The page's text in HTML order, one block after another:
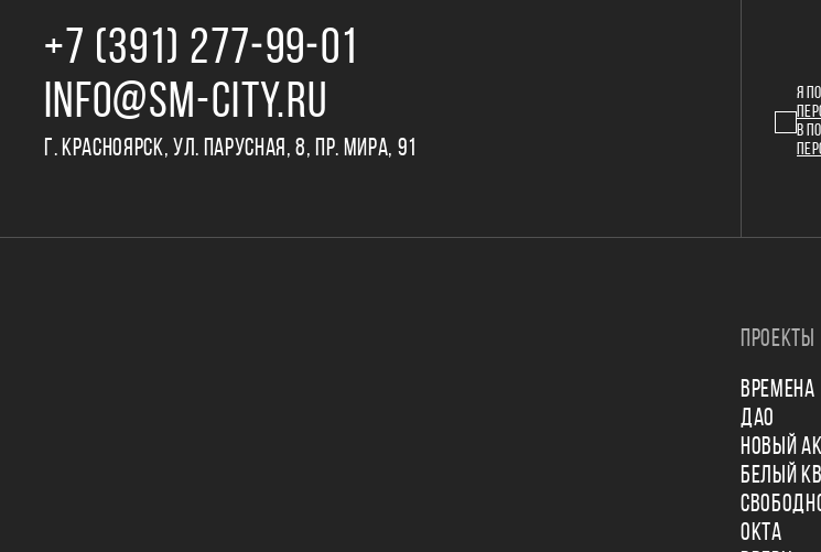
+7 (391) 277‒99‒01
INFO@SM-CITY.RU
Г. КРАСНОЯРСК, УЛ. ПАРУСНАЯ, 8, ПР. МИРА, 91
Я
В
ПРОЕКТЫ
ВРЕМЕНА
ДАО
НОВЫЙ
БЕЛЫЙ
ОКТА